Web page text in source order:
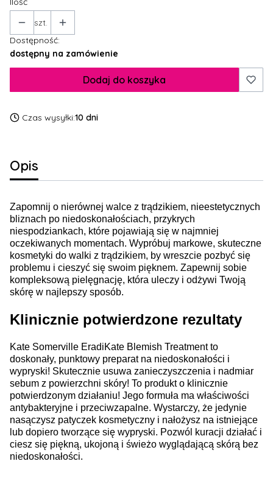
szt.
Dostępność:
dostępny na zamówienie
Dodaj do koszyka
Czas wysyłki:10 dni
Opis
Zapomnij o nierównej walce z trądzikiem, nieestetycznych
bliznach po niedoskonałościach, przykrych
niespodziankach, które pojawiają się w najmniej
oczekiwanych momentach. Wypróbuj markowe, skuteczne
kosmetyki do walki z trądzikiem, by wreszcie pozbyć się
problemu i cieszyć się swoim pięknem. Zapewnij sobie
kompleksową pielęgnację, która uleczy i odżywi Twoją
skórę w najlepszy sposób.
Klinicznie potwierdzone rezultaty
Kate Somerville EradiKate Blemish Treatment to
doskonały, punktowy preparat na niedoskonałości i
wypryski! Skutecznie usuwa zanieczyszczenia i nadmiar
sebum z powierzchni skóry! To produkt o klinicznie
potwierdzonym działaniu! Jego formuła ma właściwości
antybakteryjne i przeciwzapalne. Wystarczy, że jedynie
nasączysz patyczek kosmetyczny i nałożysz na istniejące
lub dopiero tworzące się wypryski. Pozwól kuracji działać i
ciesz się piękną, ukojoną i świeżo wyglądającą skórą bez
niedoskonałości.